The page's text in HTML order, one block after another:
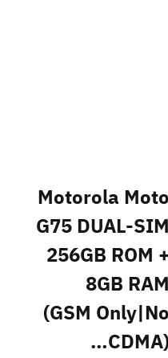
Motorola Moto
G75 DUAL-SIM
256GB ROM +
8GB RAM
(GSM Only|No